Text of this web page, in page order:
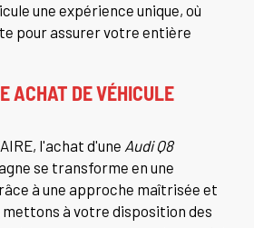
une expérience unique, où
pour assurer votre entière
ACHAT DE VÉHICULE
l'achat d'une Audi Q8
se transforme en une
à une approche maîtrisée et
à votre disposition des